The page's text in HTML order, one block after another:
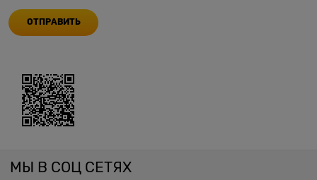
МЫ В СОЦ СЕТЯХ